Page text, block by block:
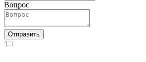
Вопрос
Отправить